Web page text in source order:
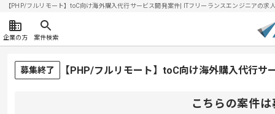
【PHP/フルリモート】toC向け海外購入代行サービス開発案件| ITフリーランスエンジニアの
企業の方 案件検索
募集終了 【PHP/フルリモート】toC向け海外購入代行
こちらの案件